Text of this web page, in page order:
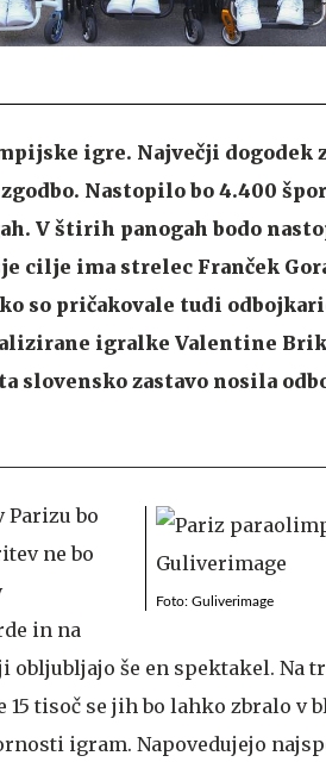
igre. Največji
Nastopilo bo 4.400
V štirih panogah bodo
cilje ima strelec Franček
so pričakovale tudi
igralke Valentine
slovensko zastavo nosila
Foto: Guliverimage
bo
ne bo
in na
še en spektakel. Na
15 tisoč se jih bo lahko zbralo
igram. Napovedujejo